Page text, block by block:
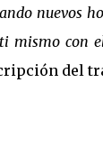
nuevos
mismo con
del